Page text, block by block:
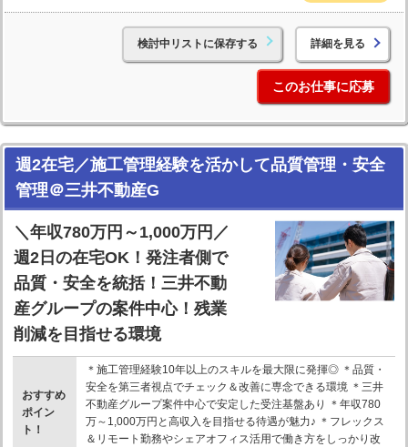
検討中リストに保存する 詳細を見る
このお仕事に応募
週2在宅／施工管理経験を活かして品質管理・安全
管理＠三井不動産G
＼年収780万円～1,000万円／
週2日の在宅OK！発注者側で
品質・安全を統括！三井不動
産グループの案件中心！残業
削減を目指せる環境
おすすめ
ポイン
ト！
＊施工管理経験10年以上のスキルを最大限に発揮◎ ＊品質・
安全を第三者視点でチェック＆改善に専念できる環境 ＊三井
不動産グループ案件中心で安定した受注基盤あり ＊年収780
万～1,000万円と高収入を目指せる待遇が魅力♪ ＊フレックス
＆リモート勤務やシェアオフィス活用で働き方をしっかり改